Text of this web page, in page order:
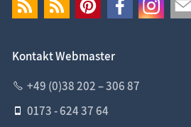
Kontakt Webmaster
+49 (0)38 202 – 306 87
0173 - 624 37 64